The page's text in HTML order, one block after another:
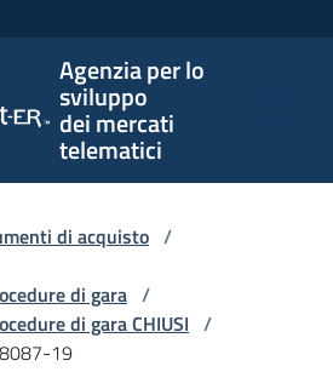
Agenzia per lo
sviluppo
dei mercati
telematici
lo
di acquisto /
di gara /
di gara CHIUSI /
19